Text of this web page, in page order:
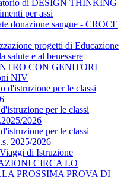
di DESIGN THINKING
per assi
donazione sangue - CROCE
progetti di Educazione
salute e al benessere
CON GENITORI
NIV
d'istruzione per le classi
per le classi
2026
per le classi
2025/2026
di Istruzione
CIRCA LO
PROSSIMA PROVA DI